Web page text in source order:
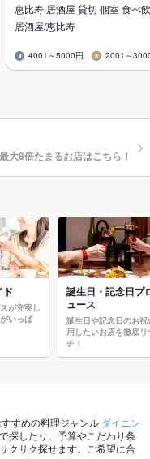
恵比寿 居酒屋 貸切 個室 食べ
居酒屋/恵比寿
4001～5000円 2001～
大8倍たまるお店はこちら！
ド
が充実し
いっぱ
誕生日・記念日プ
ュース
誕生日や記念日のお祝
用したいお店を徹底リ
チ！
すめの料理ジャンル ダイニン
で探したり、予算やこだわり条
クサク探せます。ご希望に合